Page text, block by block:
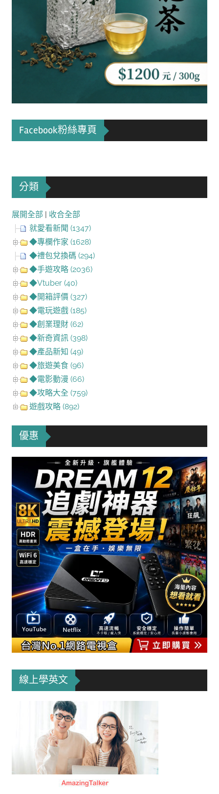
Facebook粉絲專頁
分類
展開全部
收合全部
就愛看新聞 (1347)
◆專欄作家 (1628)
◆禮包兌換碼 (294)
◆手遊攻略 (2036)
◆Vtuber (40)
◆開箱評價 (327)
◆電玩遊戲 (185)
◆創業理財 (62)
◆新奇資訊 (398)
◆產品新知 (49)
◆旅遊美食 (96)
◆電影動漫 (66)
◆攻略大全 (759)
遊戲攻略 (892)
優惠
線上學英文